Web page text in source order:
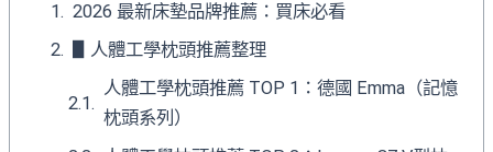
2026 最新床墊品牌推薦：買床必看
▋人體工學枕頭推薦整理
人體工學枕頭推薦 TOP 1：德國 Emma（記憶
枕頭系列）